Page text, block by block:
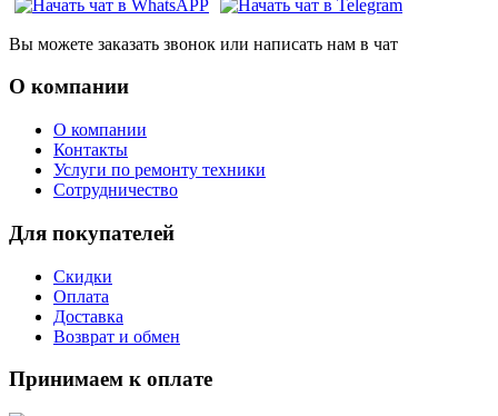
Вы можете заказать звонок или написать нам в чат
О компании
О компании
Контакты
Услуги по ремонту техники
Сотрудничество
Для покупателей
Скидки
Оплата
Доставка
Возврат и обмен
Принимаем к оплате